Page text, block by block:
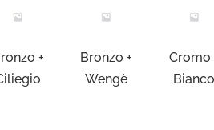
+
Bronzo +
Wengè
Cromo
Bianco